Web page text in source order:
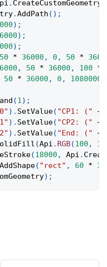
. CreateCustomGeometry
.AddPath ( ) ;
) ;
) ;
) ;
50 * 36000 , 0 , 50 *
, 50 * 36000 , 100 *
50 * 36000 , 0 , 10800000
(1) ;
) . SetValue( "CP1: (" +
) . SetValue( "CP2: (" +
) . SetValue( "End: (" +
(Api . RGB(100 ,
(18000 , Api .
AddShape( "rect" , 60 *
) ;